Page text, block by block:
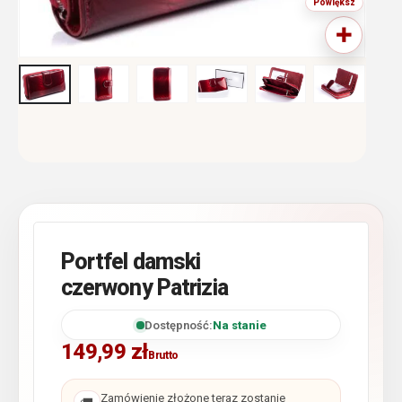
Portfel damski
czerwony Patrizia
Dostępność:Na stanie
149,99 złBrutto
Zamówienie złożone teraz zostanie